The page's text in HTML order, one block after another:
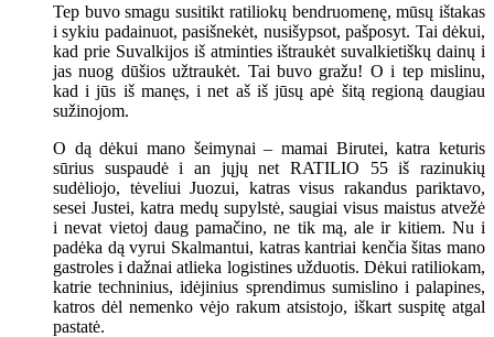
Tep buvo smagu susitikt ratiliokų bendruomenę, mūsų ištakas
i sykiu padainuot, pasišnekėt, nusišypsot, pašposyt. Tai dėkui,
kad prie Suvalkijos iš atminties ištraukėt suvalkietiškų dainų i
jas nuog dūšios užtraukėt. Tai buvo gražu! O i tep mislinu,
kad i jūs iš manęs, i net aš iš jūsų apė šitą regioną daugiau
sužinojom.
O dą dėkui mano šeimynai – mamai Birutei, katra keturis
sūrius suspaudė i an jųjų net RATILIO 55 iš razinukių
sudėliojo, tėveliui Juozui, katras visus rakandus pariktavo,
sesei Justei, katra medų supylstė, saugiai visus maistus atvežė
i nevat vietoj daug pamačino, ne tik mą, ale ir kitiem. Nu i
padėka dą vyrui Skalmantui, katras kantriai kenčia šitas mano
gastroles i dažnai atlieka logistines užduotis. Dėkui ratiliokam,
katrie techninius, idėjinius sprendimus sumislino i palapines,
katros dėl nemenko vėjo rakum atsistojo, iškart suspitę atgal
pastatė.